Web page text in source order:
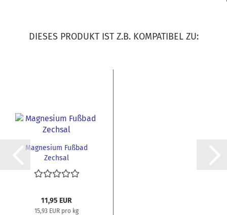
DIESES PRODUKT IST Z.B. KOMPATIBEL ZU:
Magnesium Fußbad
Zechsal
11,95 EUR
15,93 EUR pro kg